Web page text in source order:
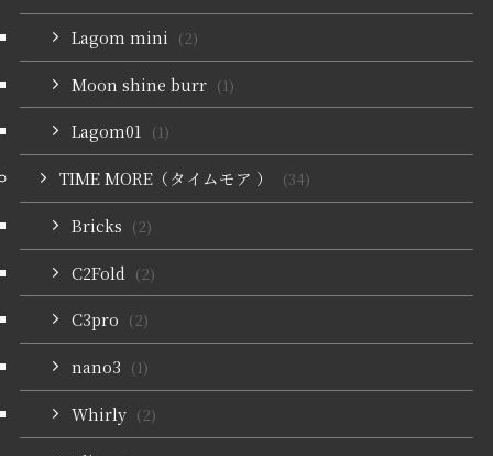
Lagom mini (2)
Moon shine burr (1)
Lagom01 (1)
TIME MORE（タイムモア ） (34)
Bricks (2)
C2Fold (2)
C3pro (2)
nano3 (1)
Whirly (2)